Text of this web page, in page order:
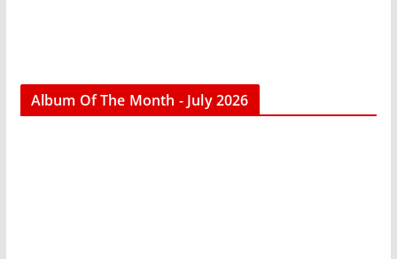
Album Of The Month - July 2026